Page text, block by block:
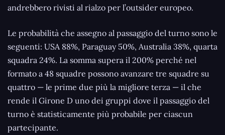
andrebbero rivisti al rialzo per l’outsider europeo.
Le probabilità che assegno al passaggio del turno sono le
seguenti: USA 88%, Paraguay 50%, Australia 38%, quarta
squadra 24%. La somma supera il 200% perché nel
formato a 48 squadre possono avanzare tre squadre su
quattro — le prime due più la migliore terza — il che
rende il Girone D uno dei gruppi dove il passaggio del
turno è statisticamente più probabile per ciascun
partecipante.